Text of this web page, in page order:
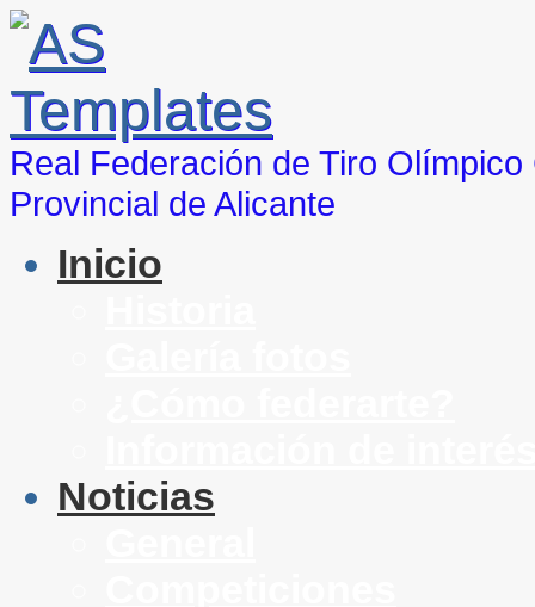
Real Federación de Tiro
Provincial de Alicante
Inicio
Noticias